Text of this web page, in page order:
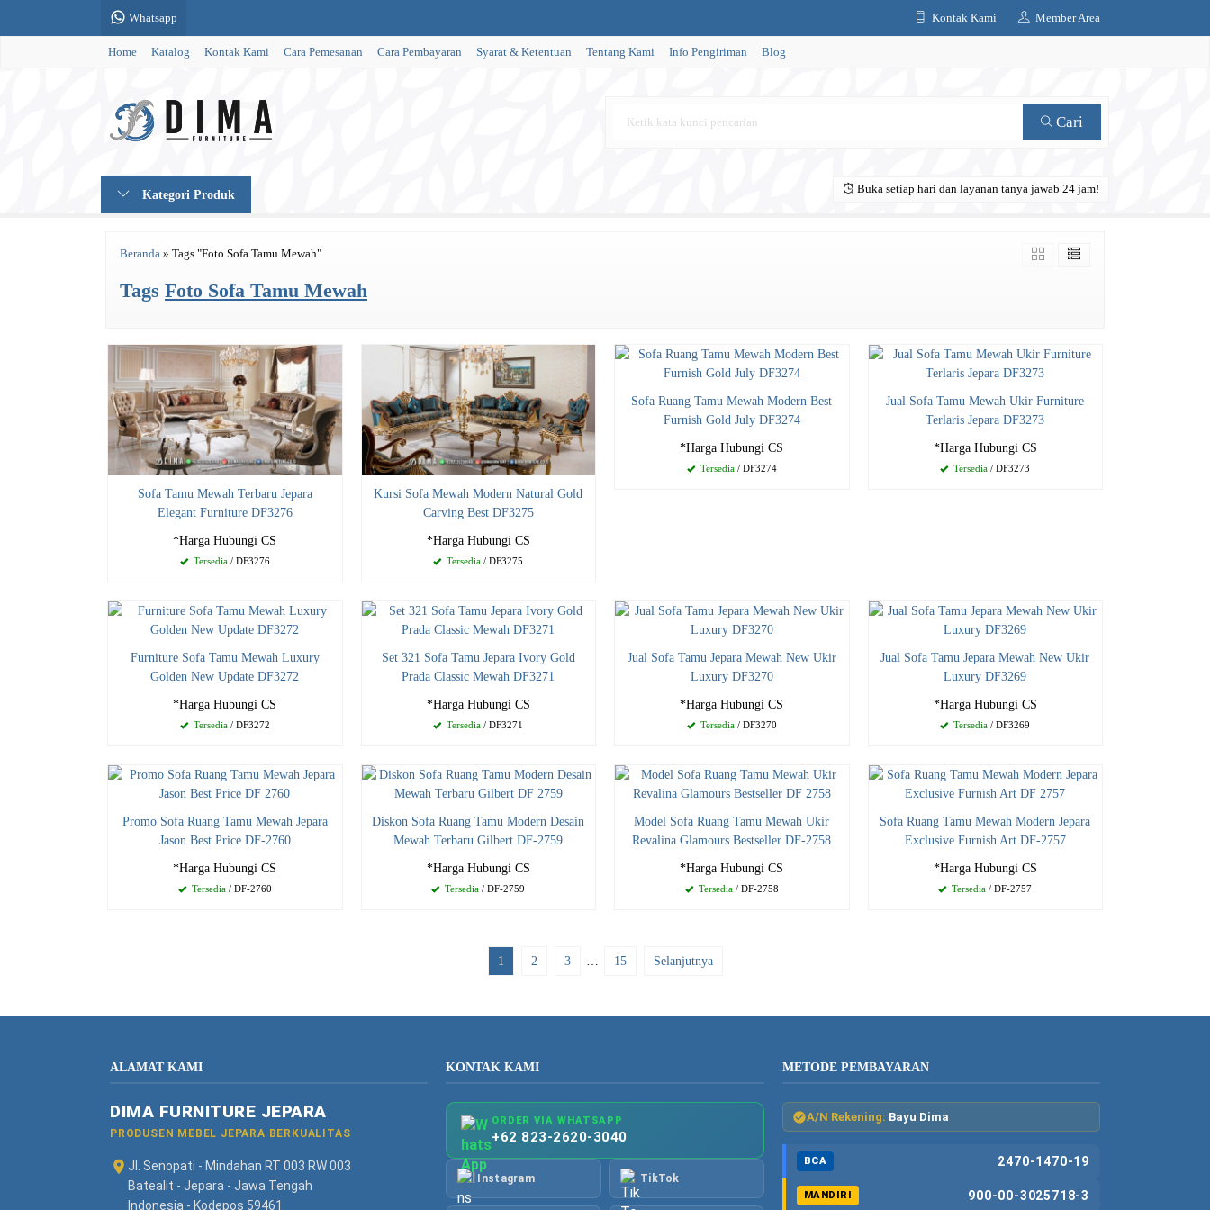
Whatsapp Kontak Kami Member Area
Home Katalog Kontak Kami Cara Pemesanan Cara Pembayaran Syarat & Ketentuan Tentang Kami Info Pengiriman Blog
Cari
Kategori Produk Buka setiap hari dan layanan tanya jawab 24 jam!
Beranda » Tags "Foto Sofa Tamu Mewah"
Tags Foto Sofa Tamu Mewah
Sofa Tamu Mewah Terbaru Jepara
Elegant Furniture DF3276
*Harga Hubungi CS
Tersedia/ DF3276
Kursi Sofa Mewah Modern Natural Gold
Carving Best DF3275
*Harga Hubungi CS
Tersedia / DF3275
Sofa Ruang Tamu Mewah Modern Best
Furnish Gold July DF3274
*Harga Hubungi CS
Tersedia/ DF3274
Jual Sofa Tamu Mewah Ukir Furniture
Terlaris Jepara DF3273
*Harga Hubungi CS
Tersedia / DF3273
Furniture Sofa Tamu Mewah Luxury
Golden New Update DF3272
*Harga Hubungi CS
Tersedia/ DF3272
Set 321 Sofa Tamu Jepara Ivory Gold
Prada Classic Mewah DF3271
*Harga Hubungi CS
Tersedia / DF3271
Jual Sofa Tamu Jepara Mewah New Ukir
Luxury DF3270
*Harga Hubungi CS
Tersedia/ DF3270
Jual Sofa Tamu Jepara Mewah New Ukir
Luxury DF3269
*Harga Hubungi CS
Tersedia / DF3269
Promo Sofa Ruang Tamu Mewah Jepara
Jason Best Price DF-2760
*Harga Hubungi CS
Tersedia/ DF-2760
Diskon Sofa Ruang Tamu Modern Desain
Mewah Terbaru Gilbert DF-2759
*Harga Hubungi CS
Tersedia / DF-2759
Model Sofa Ruang Tamu Mewah Ukir
Revalina Glamours Bestseller DF-2758
*Harga Hubungi CS
Tersedia/ DF-2758
Sofa Ruang Tamu Mewah Modern Jepara
Exclusive Furnish Art DF-2757
*Harga Hubungi CS
Tersedia / DF-2757
1 2 3 … 15 Selanjutnya
ALAMAT KAMI
DIMA FURNITURE JEPARA
PRODUSEN MEBEL JEPARA BERKUALITAS
Jl. Senopati - Mindahan RT 003 RW 003
Batealit - Jepara - Jawa Tengah
Indonesia - Kodepos 59461
KONTAK KAMI
ORDER VIA WHATSAPP
+62 823-2620-3040
Instagram TikTok
METODE PEMBAYARAN
A/N Rekening: Bayu Dima
BCA 2470-1470-19
MANDIRI 900-00-3025718-3